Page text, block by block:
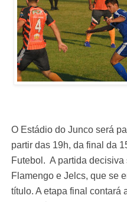
O Estádio do Junco será
partir das 19h, da final da
Futebol. A partida
Flamengo e Jelcs, que se
título. A etapa final contará